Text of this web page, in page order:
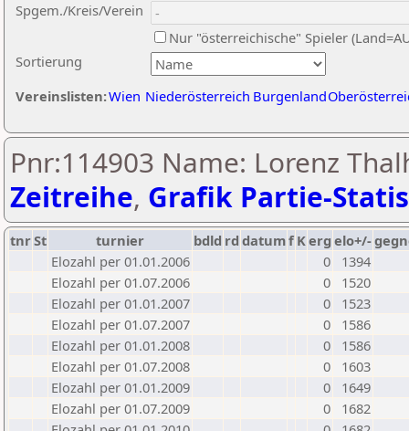
Sortierung
Spgem./Kreis/Verein
Nur "österreichische" Spieler
Vereinslisten:Wien Niederösterreich Burgenland
Pnr:114903 Name: Lorenz
Zeitreihe, Grafik Partie-
tnrSt turnier bdld rd datumf Kerg elo+/-
Elozahl per 01.01.2006
0
1394
Elozahl per 01.07.2006
0
1520
Elozahl per 01.01.2007
0
1523
Elozahl per 01.07.2007
0
1586
Elozahl per 01.01.2008
0
1586
Elozahl per 01.07.2008
0
1603
Elozahl per 01.01.2009
0
1649
Elozahl per 01.07.2009
0
1682